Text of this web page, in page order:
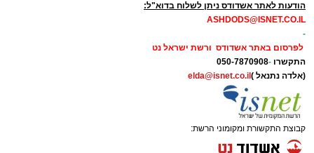
הודעות לאתר אשדודס ניתן לשלוח בדוא"ל:
ASHDODS@ISNET.CO.IL
-
לפרסום באתר אשדודס ורשת ישראל נט
התקשרו -
050-7870908
(אלדה נתנאל ) elda@isnet.co.il
קבוצת התקשורת ומקומוני הרשת: